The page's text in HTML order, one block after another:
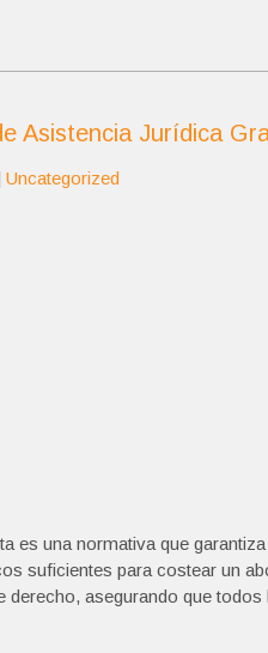
Asistencia Jurídica
Uncategorized
es una normativa que
suficientes para costear un
derecho, asegurando que